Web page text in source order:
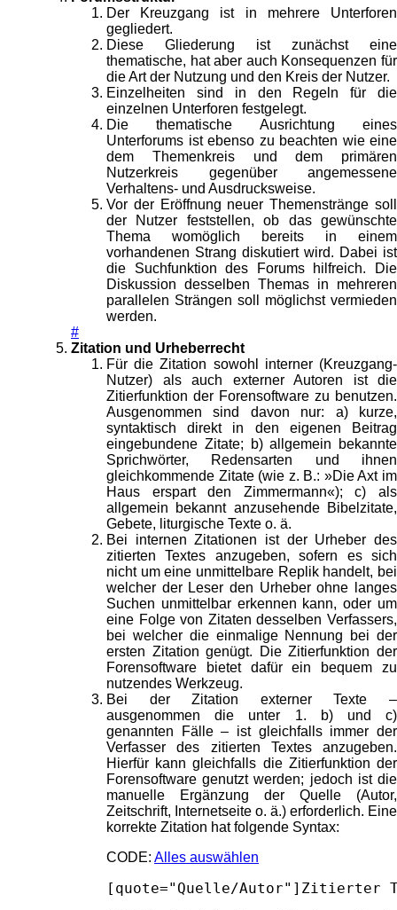
Der Kreuzgang ist in mehrere Unterforen
gegliedert.
Diese Gliederung ist zunächst eine
thematische, hat aber auch Konsequenzen für
die Art der Nutzung und den Kreis der Nutzer.
Einzelheiten sind in den Regeln für die
einzelnen Unterforen festgelegt.
Die thematische Ausrichtung eines
Unterforums ist ebenso zu beachten wie eine
dem Themenkreis und dem primären
Nutzerkreis gegenüber angemessene
Verhaltens- und Ausdrucksweise.
Vor der Eröffnung neuer Themenstränge soll
der Nutzer feststellen, ob das gewünschte
Thema womöglich bereits in einem
vorhandenen Strang diskutiert wird. Dabei ist
die Suchfunktion des Forums hilfreich. Die
Diskussion desselben Themas in mehreren
parallelen Strängen soll möglichst vermieden
werden.
#
Zitation und Urheberrecht
Für die Zitation sowohl interner (Kreuzgang-
Nutzer) als auch externer Autoren ist die
Zitierfunktion der Forensoftware zu benutzen.
Ausgenommen sind davon nur: a) kurze,
syntaktisch direkt in den eigenen Beitrag
eingebundene Zitate; b) allgemein bekannte
Sprichwörter, Redensarten und ihnen
gleichkommende Zitate (wie z. B.: »Die Axt im
Haus erspart den Zimmermann«); c) als
allgemein bekannt anzusehende Bibelzitate,
Gebete, liturgische Texte o. ä.
Bei internen Zitationen ist der Urheber des
zitierten Textes anzugeben, sofern es sich
nicht um eine unmittelbare Replik handelt, bei
welcher der Leser den Urheber ohne langes
Suchen unmittelbar erkennen kann, oder um
eine Folge von Zitaten desselben Verfassers,
bei welcher die einmalige Nennung bei der
ersten Zitation genügt. Die Zitierfunktion der
Forensoftware bietet dafür ein bequem zu
nutzendes Werkzeug.
Bei der Zitation externer Texte –
ausgenommen die unter 1. b) und c)
genannten Fälle – ist gleichfalls immer der
Verfasser des zitierten Textes anzugeben.
Hierfür kann gleichfalls die Zitierfunktion der
Forensoftware genutzt werden; jedoch ist die
manuelle Ergänzung der Quelle (Autor,
Zeitschrift, Internetseite o. ä.) erforderlich. Eine
korrekte Zitation hat folgende Syntax:
CODE: Alles auswählen
[quote="Quelle/Autor"]Zitierter